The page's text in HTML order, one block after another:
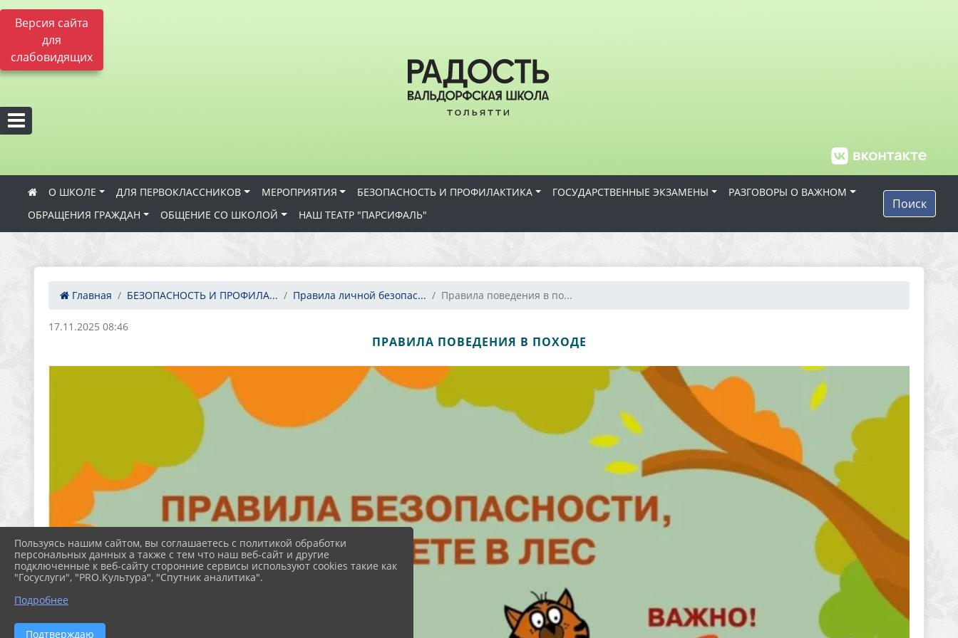
Версия сайта
для
слабовидящих
О ШКОЛЕ ДЛЯ ПЕРВОКЛАССНИКОВ МЕРОПРИЯТИЯ БЕЗОПАСНОСТЬ И ПРОФИЛАКТИКА ГОСУДАРСТВЕННЫЕ ЭКЗАМЕНЫ
РАЗГОВОРЫ О ВАЖНОМ
ОБРАЩЕНИЯ ГРАЖДАН
ОБЩЕНИЕ СО ШКОЛОЙ НАШ ТЕАТР "ПАРСИФАЛЬ"
Поиск
Главная БЕЗОПАСНОСТЬ И ПРОФИЛА... Правила личной безопас... Правила поведения в по...
17.11.2025 08:46
ПРАВИЛА ПОВЕДЕНИЯ В ПОХОДЕ
Пользуясь нашим сайтом, вы соглашаетесь с политикой обработки
персональных данных а также с тем что наш веб-сайт и другие
подключенные к веб-сайту сторонние сервисы используют cookies такие как
"Госуслуги", "PRO.Культура", "Спутник аналитика".
Подробнее
Подтверждаю